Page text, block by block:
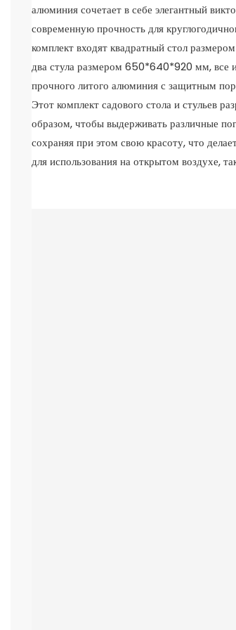
алюминия сочетает в себе элегантный
современную прочность для
комплект входят квадратный стол
два стула размером 650*640*920 мм, все
прочного литого алюминия с защитным
Этот комплект садового стола и стульев
образом, чтобы выдерживать различные
сохраняя при этом свою красоту, что
для использования на открытом воздухе,